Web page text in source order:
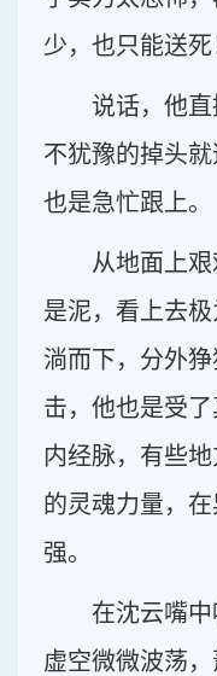
少，也只能送死
说话，他
不犹豫的掉头就
也是急忙跟上。
从地面上
是泥，看上去
淌而下，分外
击，他也是受
内经脉，有些
的灵魂力量，
强。
在沈云嘴
虚空微微波荡